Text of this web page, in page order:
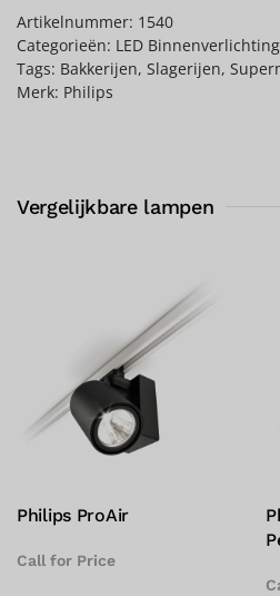
Artikelnummer: 1540
Categorieën: LED Binnenverlichting
Tags: Bakkerijen, Slagerijen,
Merk: Philips
Vergelijkbare lampen
Philips ProAir
Call for Price